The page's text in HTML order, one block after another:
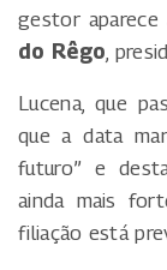
gestor
do Rêgo ,
Lucena, que
que a data
futuro” e
ainda mais
filiação está